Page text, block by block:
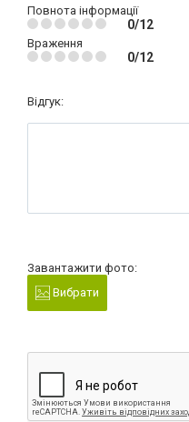
Повнота інформації
0/12
Враження
0/12
Відгук:
Завантажити фото:
Вибрати